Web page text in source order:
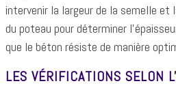
intervenir la largeur de la semelle et
du poteau pour déterminer
que le béton résiste de manière
LES VÉRIFICATIONS SELON